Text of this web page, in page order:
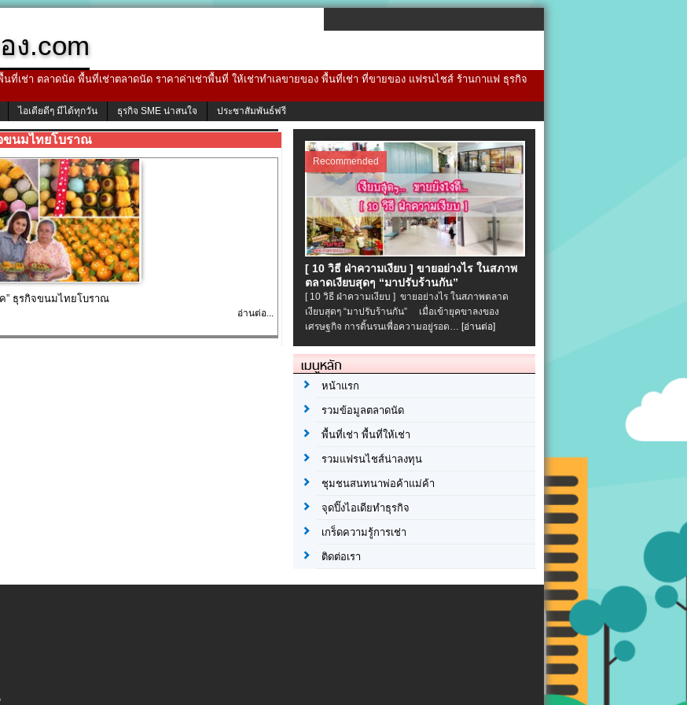
ง.com
ที่เช่า ตลาดนัด พื้นที่เช่าตลาดนัด ราคาค่าเช่าพื้นที่ ให้เช่าทำเลขายของ พื้นที่เช่า ที่ขายของ แฟรนไชส์ ร้านกาแฟ ธุรกิจ
ไอเดียดีๆ มีได้ทุกวัน ธุรกิจ SME น่าสนใจ ประชาสัมพันธ์ฟรี
ขนมไทยโบราณ
” ธุรกิจขนมไทยโบราณ
อ่านต่อ...
Recommended
[ 10 วิธี ฝ่าความเงียบ ] ขายอย่างไร ในสภาพ
ตลาดเงียบสุดๆ “มาปรับร้านกัน”
[ 10 วิธี ฝ่าความเงียบ ] ขายอย่างไร ในสภาพตลาด
เงียบสุดๆ “มาปรับร้านกัน” เมื่อเข้ายุคขาลงของ
เศรษฐกิจ การดิ้นรนเพื่อความอยู่รอด… [อ่านต่อ]
เมนูหลัก
หน้าแรก
รวมข้อมูลตลาดนัด
พื้นที่เช่า พื้นที่ให้เช่า
รวมแฟรนไชส์น่าลงทุน
ชุมชนสนทนาพ่อค้าแม่ค้า
จุดปิ๊งไอเดียทำธุรกิจ
เกร็ดความรู้การเช่า
ติดต่อเรา